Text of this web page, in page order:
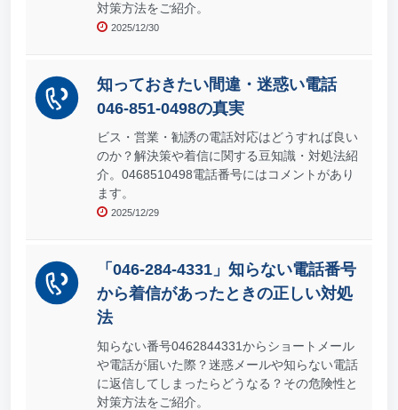
対策方法をご紹介。
2025/12/30
知っておきたい間違・迷惑い電話
046-851-0498の真実
ビス・営業・勧誘の電話対応はどうすれば良い
のか？解決策や着信に関する豆知識・対処法紹
介。0468510498電話番号にはコメントがあり
ます。
2025/12/29
「046-284-4331」知らない電話番号
から着信があったときの正しい対処
法
知らない番号0462844331からショートメール
や電話が届いた際？迷惑メールや知らない電話
に返信してしまったらどうなる？その危険性と
対策方法をご紹介。